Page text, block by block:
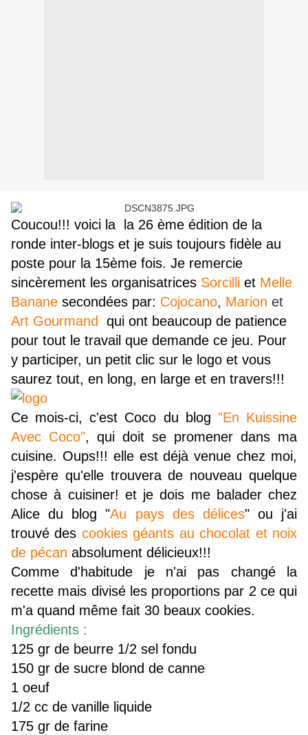
Coucou!!! voici la la 26 ème édition de la
ronde inter-blogs et je suis toujours fidèle au
poste pour la 15ème fois. Je remercie
sincèrement les organisatrices Sorcilli et Melle
Banane secondées par: Cojocano, Marion et
Art Gourmand
qui ont beaucoup de patience
pour tout le travail que demande ce jeu. Pour
y participer, un petit clic sur le logo et vous
saurez tout, en long, en large et en travers!!!
Ce mois-ci, c'est Coco du blog "En Kuissine
Avec Coco", qui doit se promener dans ma
cuisine. Oups!!! elle est déjà venue chez moi,
j'espère qu'elle trouvera de nouveau quelque
chose à cuisiner! et je dois me balader chez
Alice du blog "Au pays des délices" ou j'ai
trouvé des cookies géants au chocolat et noix
de pécan absolument délicieux!!!
Comme d'habitude je n'ai pas changé la
recette mais divisé les proportions par 2 ce qui
m'a quand même fait 30 beaux cookies.
Ingrédients :
125 gr de beurre 1/2 sel fondu
150 gr de sucre blond de canne
1 oeuf
1/2 cc de vanille liquide
175 gr de farine